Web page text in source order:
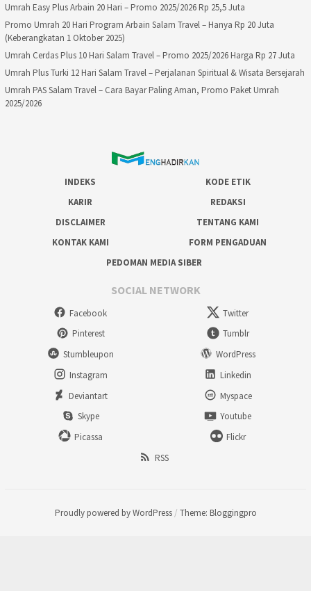
Umrah Easy Plus Arbain 20 Hari – Promo 2025/2026 Rp 25,5 Juta
Promo Umrah 20 Hari Program Arbain Salam Travel – Hanya Rp 20 Juta
(Keberangkatan 1 Oktober 2025)
Umrah Cerdas Plus 10 Hari Salam Travel – Promo 2025/2026 Harga Rp 27 Juta
Umrah Plus Turki 12 Hari Salam Travel – Perjalanan Spiritual & Wisata Bersejarah
Umrah PAS Salam Travel – Cara Bayar Paling Aman, Promo Paket Umrah
2025/2026
INDEKS
KODE ETIK
KARIR
REDAKSI
DISCLAIMER
TENTANG KAMI
KONTAK KAMI
FORM PENGADUAN
PEDOMAN MEDIA SIBER
SOCIAL NETWORK
Facebook
Twitter
Pinterest
Tumblr
Stumbleupon
WordPress
Instagram
Linkedin
Deviantart
Myspace
Skype
Youtube
Picassa
Flickr
RSS
Proudly powered by WordPress / Theme: Bloggingpro